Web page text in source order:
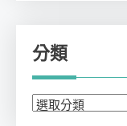
分類
分